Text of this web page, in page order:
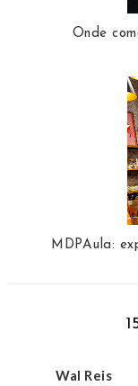
Onde
MDPAula:
Wal Reis